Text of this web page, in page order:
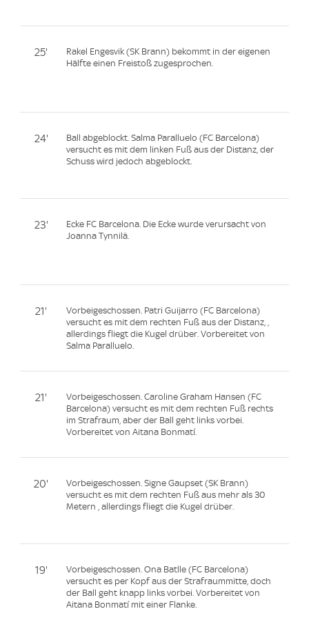
25'
Rakel Engesvik (SK Brann) bekommt in der eigenen
Hälfte einen Freistoß zugesprochen.
24'
Ball abgeblockt. Salma Paralluelo (FC Barcelona)
versucht es mit dem linken Fuß aus der Distanz, der
Schuss wird jedoch abgeblockt.
23'
Ecke FC Barcelona. Die Ecke wurde verursacht von
Joanna Tynnilä.
21'
Vorbeigeschossen. Patri Guijarro (FC Barcelona)
versucht es mit dem rechten Fuß aus der Distanz, ,
allerdings fliegt die Kugel drüber. Vorbereitet von
Salma Paralluelo.
21'
Vorbeigeschossen. Caroline Graham Hansen (FC
Barcelona) versucht es mit dem rechten Fuß rechts
im Strafraum, aber der Ball geht links vorbei.
Vorbereitet von Aitana Bonmatí.
20'
Vorbeigeschossen. Signe Gaupset (SK Brann)
versucht es mit dem rechten Fuß aus mehr als 30
Metern , allerdings fliegt die Kugel drüber.
19'
Vorbeigeschossen. Ona Batlle (FC Barcelona)
versucht es per Kopf aus der Strafraummitte, doch
der Ball geht knapp links vorbei. Vorbereitet von
Aitana Bonmatí mit einer Flanke.